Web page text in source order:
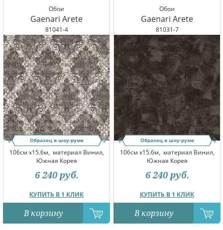
Обои
Gaenari Arete
81041-4
Образец в шоу-руме
106см x15.6м, материал Винил,
Южная Корея
КУПИТЬ В 1 КЛИК
6 240 руб.
В корзину
Обои
Gaenari Arete
81031-7
Образец в шоу-руме
106см x15.6м, материал Винил,
Южная Корея
КУПИТЬ В 1 КЛИК
6 240 руб.
В корзину